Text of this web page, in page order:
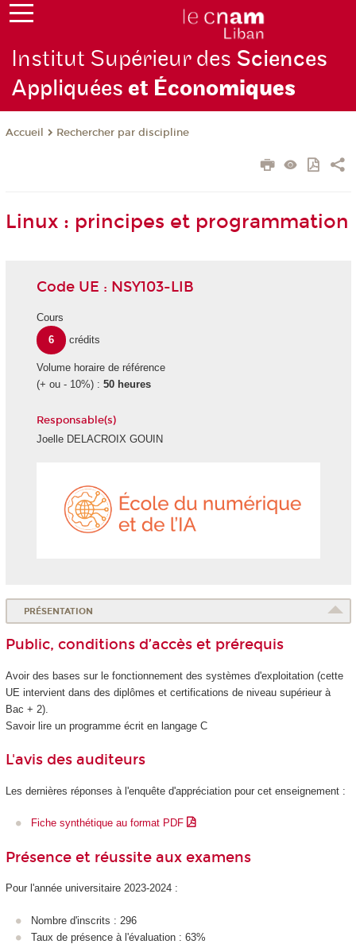
Institut Supérieur des Sciences
Appliquéeset Économiques
Accueil Rechercher par discipline
Linux : principes et programmation
Code UE : NSY103-LIB
Cours
6
crédits
Volume horaire de référence
(+ ou - 10%) : 50 heures
Responsable(s)
Joelle DELACROIX GOUIN
PRÉSENTATION
Public, conditions d’accès et prérequis
Avoir des bases sur le fonctionnement des systèmes d'exploitation (cette
UE intervient dans des diplômes et certifications de niveau supérieur à
Bac + 2).
Savoir lire un programme écrit en langage C
L'avis des auditeurs
Les dernières réponses à l'enquête d'appréciation pour cet enseignement :
Fiche synthétique au format PDF
Présence et réussite aux examens
Pour l'année universitaire 2023-2024 :
Nombre d'inscrits : 296
Taux de présence à l'évaluation : 63%